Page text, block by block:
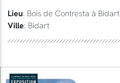
Lieu: Bois de Contresta à Bidart
Ville: Bidart